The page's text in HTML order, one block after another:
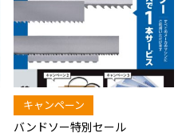
キャンペーン
バンドソー特別セール